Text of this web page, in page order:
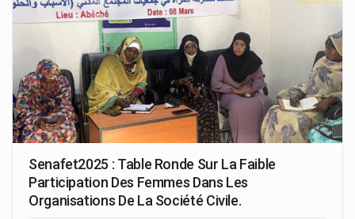
Senafet2025 : Table Ronde Sur La Faible
Participation Des Femmes Dans Les
Organisations De La Société Civile.